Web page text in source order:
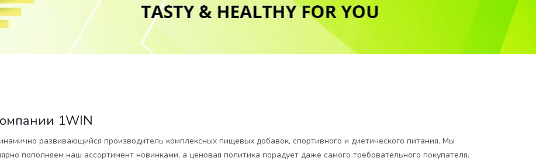
1WIN
развивающийся производитель комплексных пищевых добавок, спортивного и диетического питания. Мы
пополняем наш ассортимент новинками, а ценовая политика порадует даже самого требовательного покупателя.